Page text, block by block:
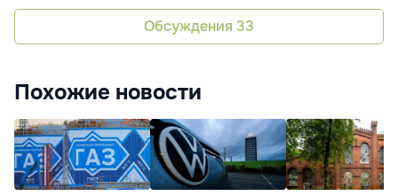
Обсуждения 33
Похожие новости